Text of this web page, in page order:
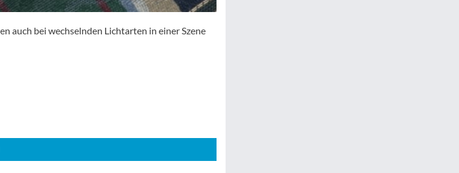
auch bei wechselnden Lichtarten in einer Szene